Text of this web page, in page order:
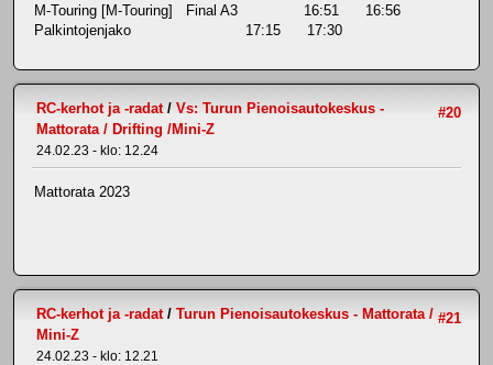
M-Touring [M-Touring] Final A3 16:51 16:56
Palkintojenjako 17:15 17:30
#20
RC-kerhot ja -radat/ Vs: Turun Pienoisautokeskus -
Mattorata / Drifting /Mini-Z
24.02.23 - klo: 12.24
Mattorata 2023
#21
RC-kerhot ja -radat/ Turun Pienoisautokeskus - Mattorata /
Mini-Z
24.02.23 - klo: 12.21